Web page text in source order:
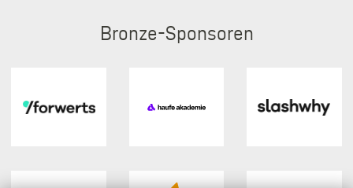
Bronze